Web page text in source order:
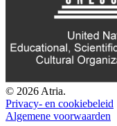
© 2026 Atria.
Privacy- en cookiebeleid
Algemene voorwaarden